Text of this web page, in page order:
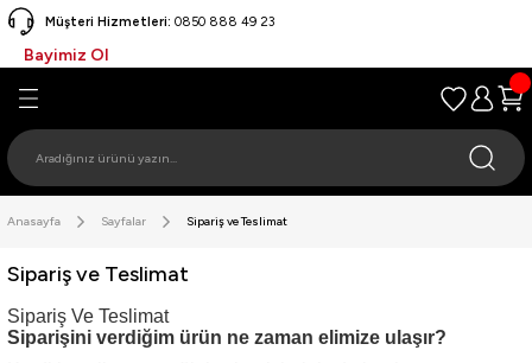
Müşteri Hizmetleri: 0850 888 49 23
Bayimiz Ol
Geri Dön
Geri Dön
Geri Dön
Geri Dön
Geri Dön
EKİPMANLARI
Takımı)
Zinciri)
Geri Dön
EKİPMANLARI
Geri Dön
Geri Dön
EKİPMANLARI
Geri Dön
AKSESUARLARI
Gözlek
Geri Dön
EKİPMANLARI
Bot
Geri Dön
Geri Dön
· EKİPMANLARI
Anasayfa Sayfalar Sipariş ve Teslimat
Sipariş ve Teslimat
Sipariş Ve Teslimat
Siparişini verdiğim ürün ne zaman elimize ulaşır?